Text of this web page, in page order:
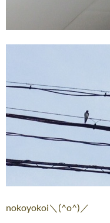
nokoyokoi＼(^o^)／